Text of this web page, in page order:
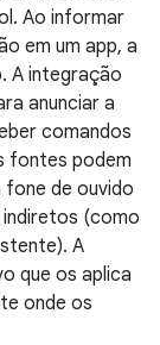
Ao informar
em um app, a
A integração
anunciar a
comandos
fontes podem
de ouvido
(como
A
que os aplica
onde os